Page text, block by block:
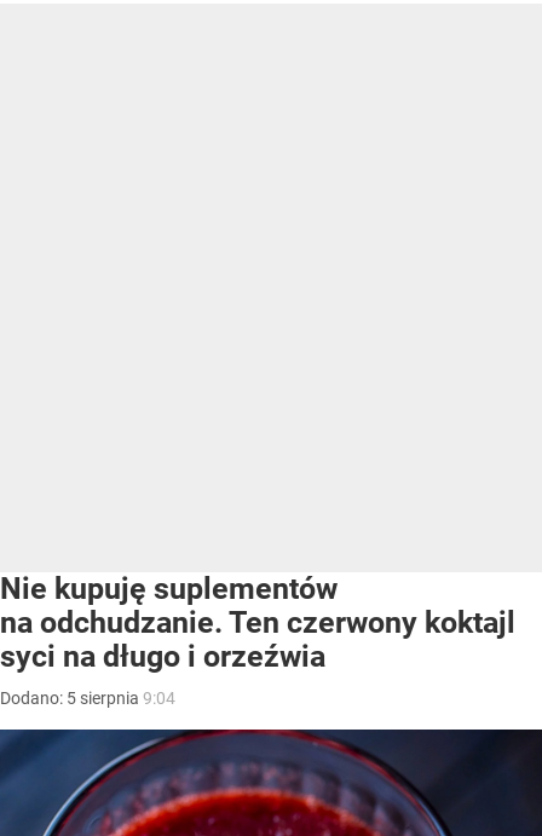
Nie kupuję suplementów
na odchudzanie. Ten czerwony koktajl
syci na długo i orzeźwia
Dodano: 5 sierpnia 9:04